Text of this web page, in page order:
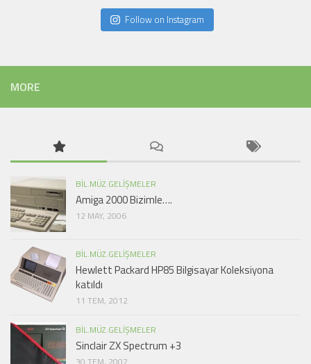
Follow on Instagram
MORE
BIL.MÜZ.GELIŞMELER
Amiga 2000 Bizimle….
12 MAY, 2006
BIL.MÜZ.GELIŞMELER
Hewlett Packard HP85 Bilgisayar Koleksiyona
katıldı
11 TEM, 2012
BIL.MÜZ.GELIŞMELER
Sinclair ZX Spectrum +3
30 TEM, 2007